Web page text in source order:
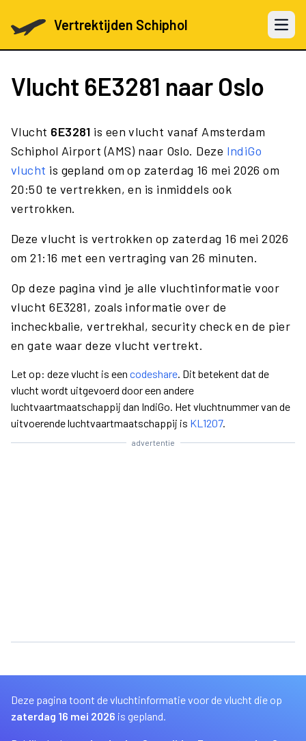
Vertrektijden Schiphol Open
Vlucht 6E3281 naar Oslo
Vlucht 6E3281 is een vlucht vanaf Amsterdam
Schiphol Airport (AMS) naar Oslo. Deze IndiGo
vlucht is gepland om op zaterdag 16 mei 2026 om
20:50 te vertrekken, en is inmiddels ook
vertrokken.
Deze vlucht is vertrokken op zaterdag 16 mei 2026
om 21:16 met een vertraging van 26 minuten.
Op deze pagina vind je alle vluchtinformatie voor
vlucht 6E3281, zoals informatie over de
incheckbalie, vertrekhal, security check en de pier
en gate waar deze vlucht vertrekt.
Let op: deze vlucht is een codeshare. Dit betekent dat de
vlucht wordt uitgevoerd door een andere
luchtvaartmaatschappij dan IndiGo. Het vluchtnummer van de
uitvoerende luchtvaartmaatschappij is KL1207.
advertentie
Deze pagina toont de vluchtinformatie voor de vlucht die op
zaterdag 16 mei 2026 is gepland.